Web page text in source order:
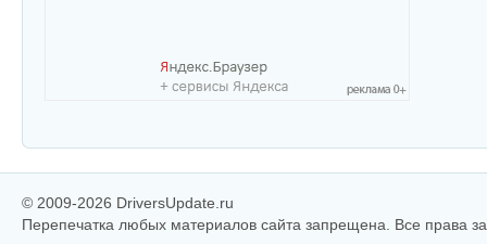
© 2009-2026 DriversUpdate.ru
Перепечатка любых материалов сайта запрещена. Все права